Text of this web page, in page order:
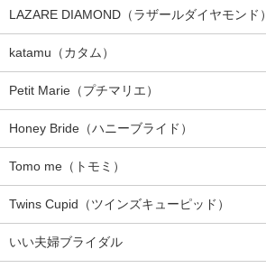
LAZARE DIAMOND（ラザールダイヤモンド）
katamu（カタム）
Petit Marie（プチマリエ）
Honey Bride（ハニーブライド）
Tomo me（トモミ）
Twins Cupid（ツインズキューピッド）
いい夫婦ブライダル